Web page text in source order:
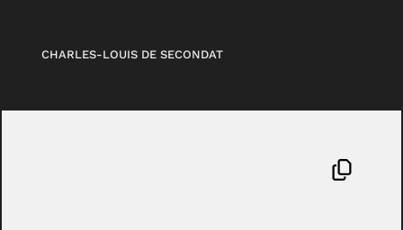
CHARLES-LOUIS DE SECONDAT